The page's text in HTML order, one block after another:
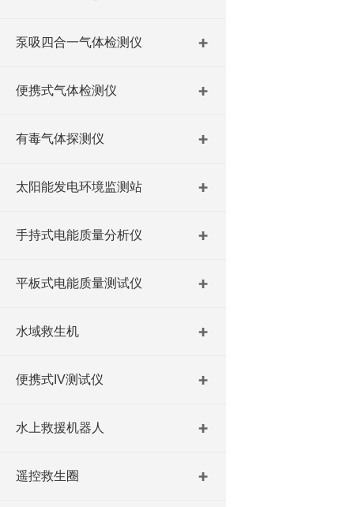
泵吸四合一气体检测仪
便携式气体检测仪
有毒气体探测仪
太阳能发电环境监测站
手持式电能质量分析仪
平板式电能质量测试仪
水域救生机
便携式IV测试仪
水上救援机器人
遥控救生圈